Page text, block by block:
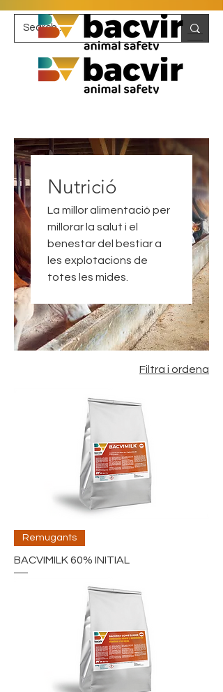
Nutrició
La millor alimentació per
millorar la salut i el
benestar del bestiar a
les explotacions de
totes les mides.
Filtra i ordena
Remugants
BACVIMILK 60% INITIAL